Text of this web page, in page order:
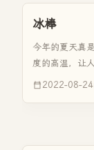
冰棒
今年的夏天真
度的高温，让
候，吐槽了今
2022-08-24